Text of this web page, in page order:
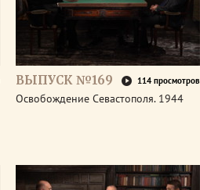
ВЫПУСК №169 114 просмотров
Освобождение Севастополя. 1944